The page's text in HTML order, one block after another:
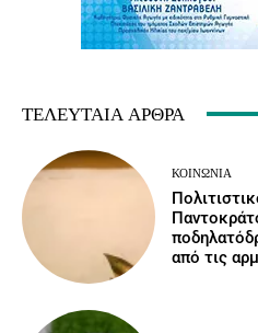
ΤΕΛΕΥΤΑΊΑ ΆΡΘΡΑ
ΚΟΙΝΩΝΙΑ
από τις